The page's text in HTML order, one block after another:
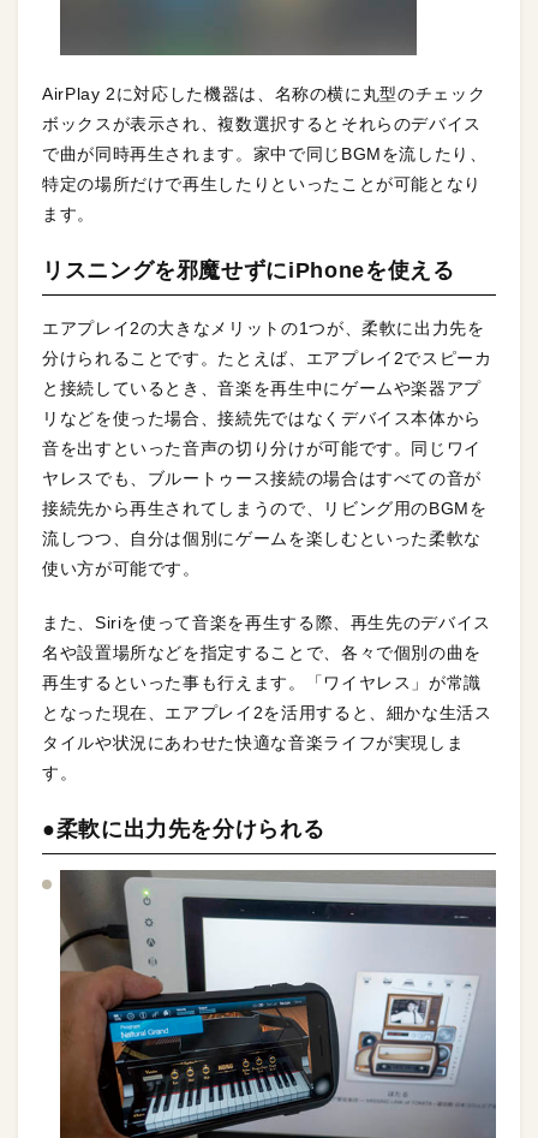
AirPlay 2に対応した機器は、名称の横に丸型のチェック
ボックスが表示され、複数選択するとそれらのデバイス
で曲が同時再生されます。家中で同じBGMを流したり、
特定の場所だけで再生したりといったことが可能となり
ます。
リスニングを邪魔せずにiPhoneを使える
エアプレイ2の大きなメリットの1つが、柔軟に出力先を
分けられることです。たとえば、エアプレイ2でスピーカ
と接続しているとき、音楽を再生中にゲームや楽器アプ
リなどを使った場合、接続先ではなくデバイス本体から
音を出すといった音声の切り分けが可能です。同じワイ
ヤレスでも、ブルートゥース接続の場合はすべての音が
接続先から再生されてしまうので、リビング用のBGMを
流しつつ、自分は個別にゲームを楽しむといった柔軟な
使い方が可能です。
また、Siriを使って音楽を再生する際、再生先のデバイス
名や設置場所などを指定することで、各々で個別の曲を
再生するといった事も行えます。「ワイヤレス」が常識
となった現在、エアプレイ2を活用すると、細かな生活ス
タイルや状況にあわせた快適な音楽ライフが実現しま
す。
●柔軟に出力先を分けられる